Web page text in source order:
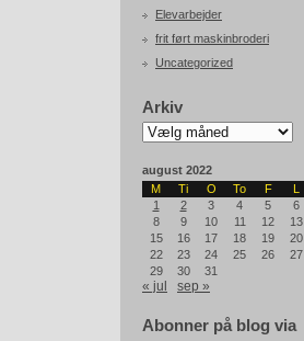
Elevarbejder
frit ført maskinbroderi
Uncategorized
Arkiv
Arkiv
august 2022
M
Ti O To F L
1
2 3 4 5 6
8
9 10 11 12 13
15
16 17 18 19 20
22
23 24 25 26 27
29
30 31
« jul sep »
Abonner på blog via